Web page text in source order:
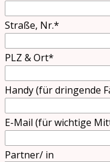
Straße, Nr.*
PLZ & Ort*
Handy (für dringende
E-Mail (für wichtige
Partner/ in